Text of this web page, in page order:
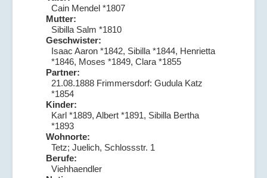
Cain Mendel *1807
Mutter:
Sibilla Salm *1810
Geschwister:
Isaac Aaron *1842, Sibilla *1844, Henrietta
*1846, Moses *1849, Clara *1855
Partner:
21.08.1888 Frimmersdorf: Gudula Katz
*1854
Kinder:
Karl *1889, Albert *1891, Sibilla Bertha
*1893
Wohnorte:
Tetz; Juelich, Schlossstr. 1
Berufe:
Viehhaendler